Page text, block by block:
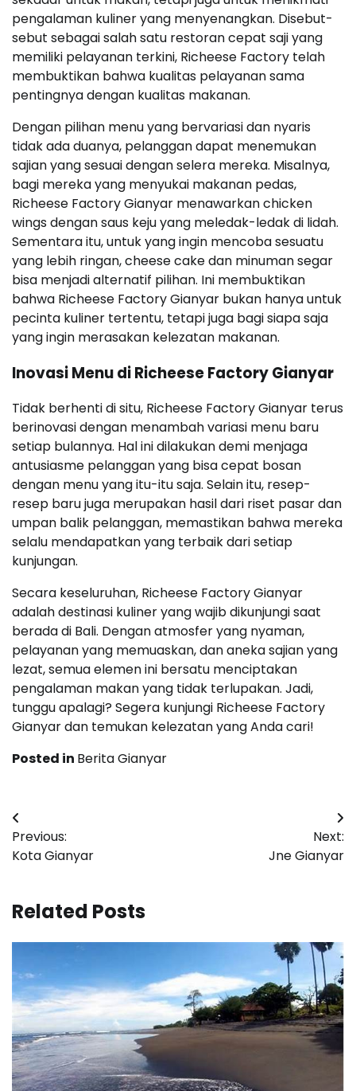
pengalaman kuliner yang menyenangkan. Disebut-
sebut sebagai salah satu restoran cepat saji yang
memiliki pelayanan terkini, Richeese Factory telah
membuktikan bahwa kualitas pelayanan sama
pentingnya dengan kualitas makanan.
Dengan pilihan menu yang bervariasi dan nyaris
tidak ada duanya, pelanggan dapat menemukan
sajian yang sesuai dengan selera mereka. Misalnya,
bagi mereka yang menyukai makanan pedas,
Richeese Factory Gianyar menawarkan chicken
wings dengan saus keju yang meledak-ledak di lidah.
Sementara itu, untuk yang ingin mencoba sesuatu
yang lebih ringan, cheese cake dan minuman segar
bisa menjadi alternatif pilihan. Ini membuktikan
bahwa Richeese Factory Gianyar bukan hanya untuk
pecinta kuliner tertentu, tetapi juga bagi siapa saja
yang ingin merasakan kelezatan makanan.
Inovasi Menu di Richeese Factory Gianyar
Tidak berhenti di situ, Richeese Factory Gianyar terus
berinovasi dengan menambah variasi menu baru
setiap bulannya. Hal ini dilakukan demi menjaga
antusiasme pelanggan yang bisa cepat bosan
dengan menu yang itu-itu saja. Selain itu, resep-
resep baru juga merupakan hasil dari riset pasar dan
umpan balik pelanggan, memastikan bahwa mereka
selalu mendapatkan yang terbaik dari setiap
kunjungan.
Secara keseluruhan, Richeese Factory Gianyar
adalah destinasi kuliner yang wajib dikunjungi saat
berada di Bali. Dengan atmosfer yang nyaman,
pelayanan yang memuaskan, dan aneka sajian yang
lezat, semua elemen ini bersatu menciptakan
pengalaman makan yang tidak terlupakan. Jadi,
tunggu apalagi? Segera kunjungi Richeese Factory
Gianyar dan temukan kelezatan yang Anda cari!
Posted in Berita Gianyar
Post
navigation
Previous:
Kota Gianyar
Next:
Jne Gianyar
Related Posts